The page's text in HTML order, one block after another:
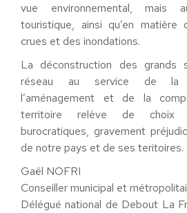
vue environnemental, mais
touristique, ainsi qu’en matière
crues et des inondations.
La déconstruction des grands
réseau au service de la
l’aménagement et de la
territoire relève de choix
burocratiques, gravement
de notre pays et de ses teritoires.
Gaël NOFRI
Conseiller municipal et
Délégué national de Debout La